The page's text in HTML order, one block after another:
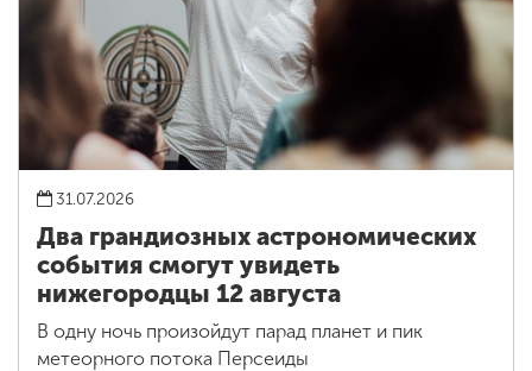
31.07.2026
Два грандиозных астрономических
события смогут увидеть
нижегородцы 12 августа
В одну ночь произойдут парад планет и пик
метеорного потока Персеиды